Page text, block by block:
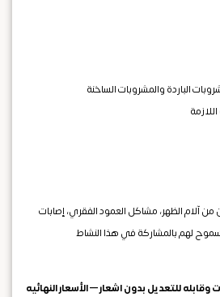
الباردة والمشروبات الساخنة
آلام الظهر، مشاكل العمود الفقري، إصابات
مسموح لهم بالمشاركة في هذا النشاط
للتعديل بدون اشعار – الأسعار النهائيه